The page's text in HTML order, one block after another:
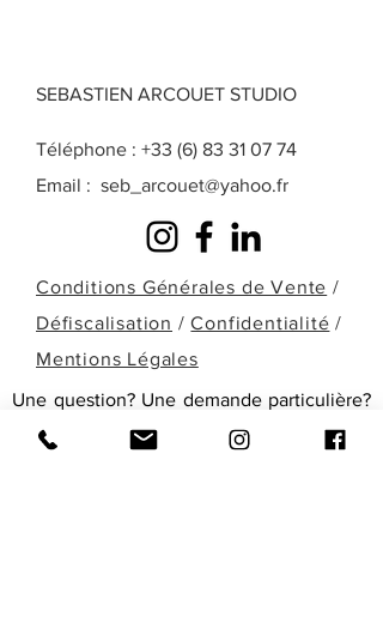
SEBASTIEN ARCOUET STUDIO
Téléphone : +33 (6) 83 31 07 74
Email : seb_arcouet@yahoo.fr
Conditions Générales de Vente /
Défiscalisation /Confidentialité /
Mentions Légales
Une question? Une demande particulière?
dans celles présentées ici? Remplissez le